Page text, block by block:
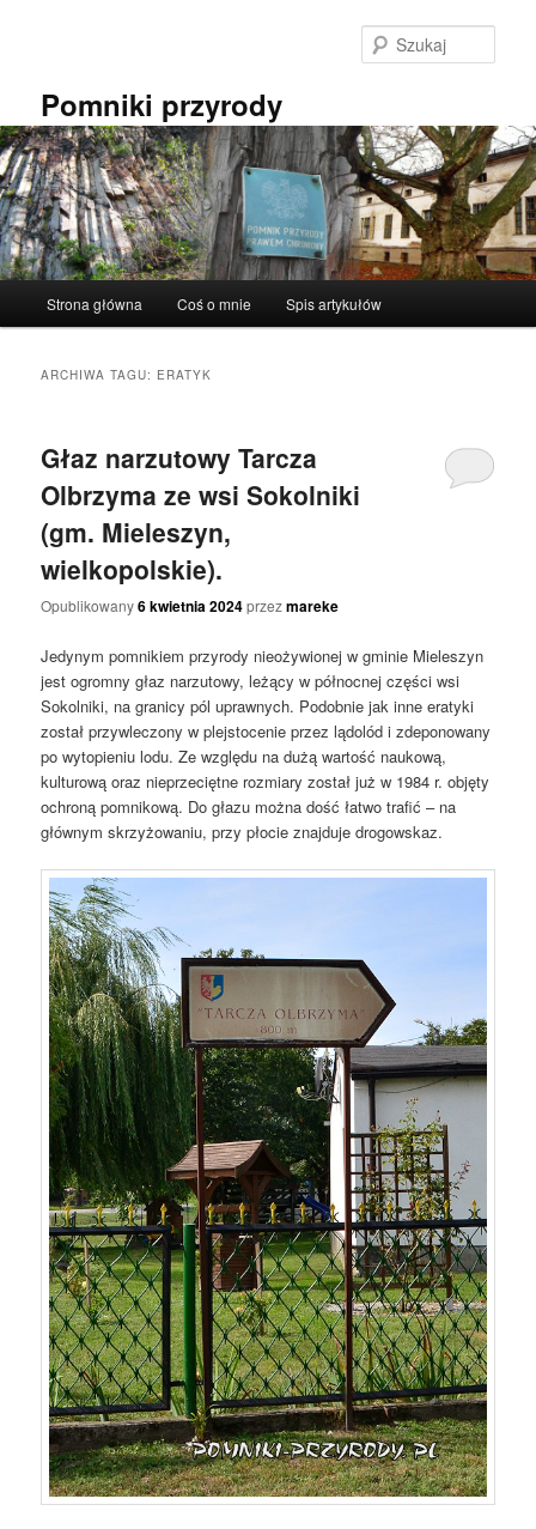
Pomniki przyrody
Strona główna Coś o mnie Spis artykułów
ARCHIWA TAGU: ERATYK
Głaz narzutowy Tarcza
Olbrzyma ze wsi Sokolniki
(gm. Mieleszyn,
wielkopolskie).
Opublikowany6 kwietnia 2024przezmareke
Jedynym pomnikiem przyrody nieożywionej w gminie Mieleszyn
jest ogromny głaz narzutowy, leżący w północnej części wsi
Sokolniki, na granicy pól uprawnych. Podobnie jak inne eratyki
został przywleczony w plejstocenie przez lądolód i zdeponowany
po wytopieniu lodu. Ze względu na dużą wartość naukową,
kulturową oraz nieprzeciętne rozmiary został już w 1984 r. objęty
ochroną pomnikową. Do głazu można dość łatwo trafić – na
głównym skrzyżowaniu, przy płocie znajduje drogowskaz.